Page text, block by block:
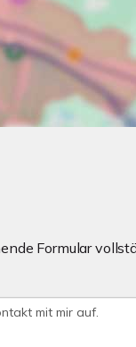
Formular